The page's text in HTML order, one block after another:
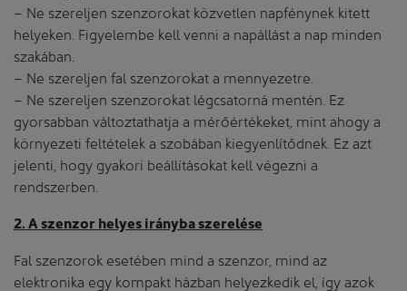
– Ne szereljen szenzorokat közvetlen napfénynek kitett
helyeken. Figyelembe kell venni a napállást a nap minden
szakában.
– Ne szereljen fal szenzorokat a mennyezetre.
– Ne szereljen szenzorokat légcsatorná mentén. Ez
gyorsabban változtathatja a mérőértékeket, mint ahogy a
környezeti feltételek a szobában kiegyenlítődnek. Ez azt
jelenti, hogy gyakori beállításokat kell végezni a
rendszerben.
2. A szenzor helyes irányba szerelése
Fal szenzorok esetében mind a szenzor, mind az
elektronika egy kompakt házban helyezkedik el, így azok